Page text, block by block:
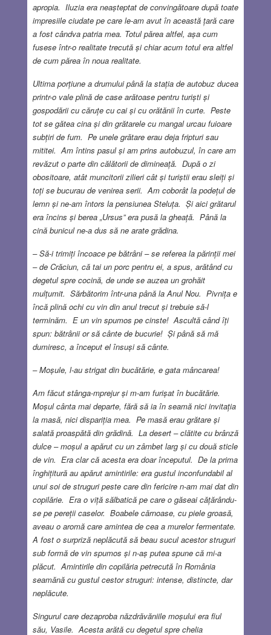
apropia. Iluzia era neașteptat de convingătoare după toate
impresiile ciudate pe care le-am avut în această țară care
a fost cândva patria mea. Totul părea altfel, așa cum
fusese într-o realitate trecută și chiar acum totul era altfel
de cum părea în noua realitate.
Ultima porțiune a drumului până la stația de autobuz ducea
printr-o vale plină de case arătoase pentru turiști și
gospodării cu căruțe cu cai și cu orătănii în curte. Peste
tot se gătea cina și din grătarele cu mangal urcau fuioare
subțiri de fum. Pe unele grătare erau deja fripturi sau
mititei. Am întins pasul și am prins autobuzul, în care am
revăzut o parte din călătorii de dimineață. După o zi
obositoare, atât muncitorii zilieri cât și turiștii erau sleiți și
toți se bucurau de venirea serii. Am coborât la podețul de
lemn și ne-am întors la pensiunea Steluța. Și aici grătarul
era încins și berea „Ursus” era pusă la gheață. Până la
cină bunicul ne-a dus să ne arate grădina.
– Să-i trimiți încoace pe bătrâni – se referea la părinții mei
– de Crăciun, că tai un porc pentru ei, a spus, arătând cu
degetul spre cocină, de unde se auzea un grohăit
mulțumit. Sărbătorim într-una până la Anul Nou. Pivnița e
încă plină ochi cu vin din anul trecut și trebuie să-l
terminăm. E un vin spumos pe cinste! Ascultă când îți
spun: bătrânii or să cânte de bucurie! Și până să mă
dumiresc, a început el însuși să cânte.
– Moșule, l-au strigat din bucătărie, e gata mâncarea!
Am făcut stânga-mprejur și m-am furișat în bucătărie.
Moșul cânta mai departe, fără să ia în seamă nici invitația
la masă, nici dispariția mea. Pe masă erau grătare și
salată proaspătă din grădină. La desert – clătite cu brânză
dulce – moșul a apărut cu un zâmbet larg și cu două sticle
de vin. Era clar că acesta era doar începutul. De la prima
înghițitură au apărut amintirile: era gustul inconfundabil al
unui soi de struguri peste care din fericire n-am mai dat din
copilărie. Era o viță sălbatică pe care o găseai cățărându-
se pe pereții caselor. Boabele cărnoase, cu piele groasă,
aveau o aromă care amintea de cea a murelor fermentate.
A fost o surpriză neplăcută să beau sucul acestor struguri
sub formă de vin spumos și n-aș putea spune că mi-a
plăcut. Amintirile din copilăria petrecută în România
seamănă cu gustul cestor struguri: intense, distincte, dar
neplăcute.
Singurul care dezaproba năzdrăvăniile moșului era fiul
său, Vasile. Acesta arătă cu degetul spre chelia